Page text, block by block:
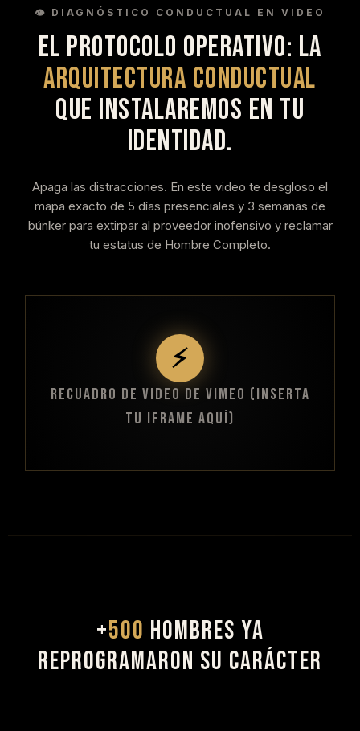
👁️ DIAGNÓSTICO CONDUCTUAL EN VIDEO
EL PROTOCOLO OPERATIVO: LA
ARQUITECTURA CONDUCTUAL
QUE INSTALAREMOS EN TU
IDENTIDAD.
Apaga las distracciones. En este video te desgloso el
mapa exacto de 5 días presenciales y 3 semanas de
búnker para extirpar al proveedor inofensivo y reclamar
tu estatus de Hombre Completo.
⚡
RECUADRO DE VIDEO DE VIMEO (INSERTA
TU IFRAME AQUÍ)
+500 HOMBRES YA
REPROGRAMARON SU CARÁCTER